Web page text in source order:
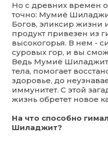
Но с древних времен
точно: Мумиё
Богов, эликсир жизни
продукт привезен из
высокогорья. В нем -
суровых гор, и вы
Ведь Мумиё
тела, помогает
здоровье, до
иммунитет. С этой
жизнь обретет новое
На что способно
Шиладжит?